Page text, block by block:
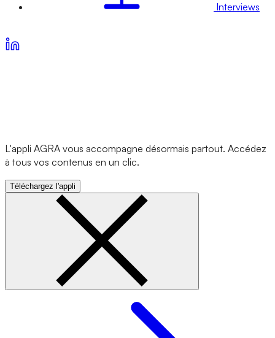
Interviews
L'appli AGRA vous accompagne désormais partout. Accédez
à tous vos contenus en un clic.
Téléchargez l'appli